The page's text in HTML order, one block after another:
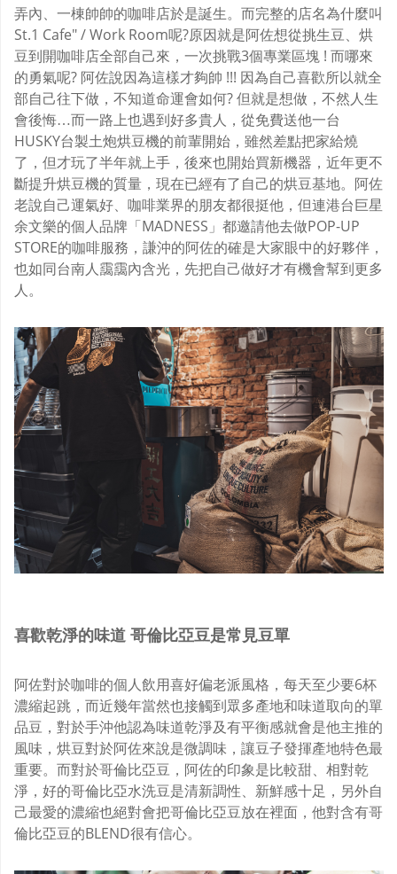
弄內、一棟帥帥的咖啡店於是誕生。而完整的店名為什麼叫
St.1 Cafe" / Work Room呢?原因就是阿佐想從挑生豆、烘
豆到開咖啡店全部自己來，一次挑戰3個專業區塊 ! 而哪來
的勇氣呢? 阿佐說因為這樣才夠帥 !!! 因為自己喜歡所以就全
部自己往下做，不知道命運會如何? 但就是想做，不然人生
會後悔…而一路上也遇到好多貴人，從免費送他一台
HUSKY台製土炮烘豆機的前輩開始，雖然差點把家給燒
了，但才玩了半年就上手，後來也開始買新機器，近年更不
斷提升烘豆機的質量，現在已經有了自己的烘豆基地。阿佐
老說自己運氣好、咖啡業界的朋友都很挺他，但連港台巨星
余文樂的個人品牌「MADNESS」都邀請他去做POP-UP
STORE的咖啡服務，謙沖的阿佐的確是大家眼中的好夥伴，
也如同台南人靄靄內含光，先把自己做好才有機會幫到更多
人。
喜歡乾淨的味道 哥倫比亞豆是常見豆單
阿佐對於咖啡的個人飲用喜好偏老派風格，每天至少要6杯
濃縮起跳，而近幾年當然也接觸到眾多產地和味道取向的單
品豆，對於手沖他認為味道乾淨及有平衡感就會是他主推的
風味，烘豆對於阿佐來說是微調味，讓豆子發揮產地特色最
重要。而對於哥倫比亞豆，阿佐的印象是比較甜、相對乾
淨，好的哥倫比亞水洗豆是清新調性、新鮮感十足，另外自
己最愛的濃縮也絕對會把哥倫比亞豆放在裡面，他對含有哥
倫比亞豆的BLEND很有信心。